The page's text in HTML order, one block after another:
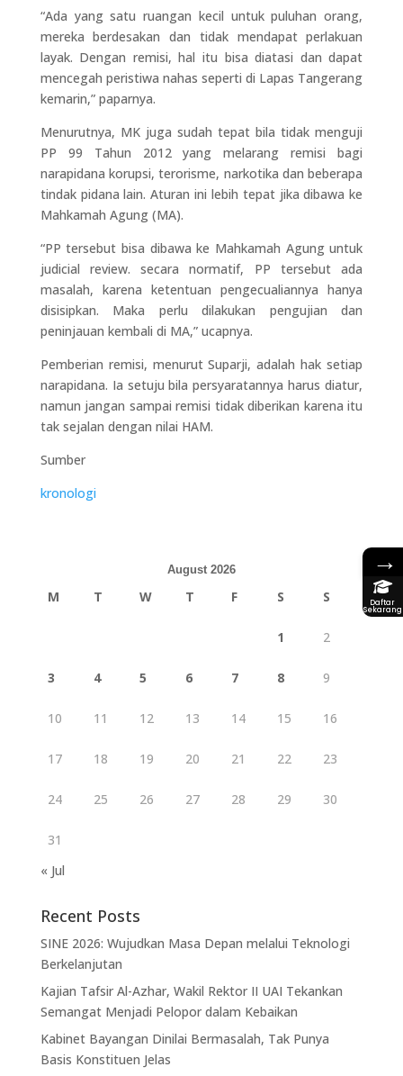
“Ada yang satu ruangan kecil untuk puluhan orang,
mereka berdesakan dan tidak mendapat perlakuan
layak. Dengan remisi, hal itu bisa diatasi dan dapat
mencegah peristiwa nahas seperti di Lapas Tangerang
kemarin,” paparnya.
Menurutnya, MK juga sudah tepat bila tidak menguji
PP 99 Tahun 2012 yang melarang remisi bagi
narapidana korupsi, terorisme, narkotika dan beberapa
tindak pidana lain. Aturan ini lebih tepat jika dibawa ke
Mahkamah Agung (MA).
“PP tersebut bisa dibawa ke Mahkamah Agung untuk
judicial review. secara normatif, PP tersebut ada
masalah, karena ketentuan pengecualiannya hanya
disisipkan. Maka perlu dilakukan pengujian dan
peninjauan kembali di MA,” ucapnya.
Pemberian remisi, menurut Suparji, adalah hak setiap
narapidana. Ia setuju bila persyaratannya harus diatur,
namun jangan sampai remisi tidak diberikan karena itu
tak sejalan dengan nilai HAM.
Sumber
kronologi
August 2026
M T W T F S S
1 2
3 4 5 6 7 8 9
10 11 12 13 14 15 16
17 18 19 20 21 22 23
24 25 26 27 28 29 30
31
« Jul
Recent Posts
SINE 2026: Wujudkan Masa Depan melalui Teknologi
Berkelanjutan
Kajian Tafsir Al-Azhar, Wakil Rektor II UAI Tekankan
Semangat Menjadi Pelopor dalam Kebaikan
Kabinet Bayangan Dinilai Bermasalah, Tak Punya
Basis Konstituen Jelas
→
Daftar
Sekarang